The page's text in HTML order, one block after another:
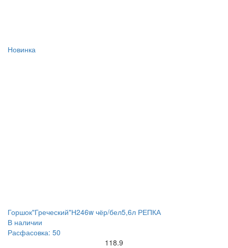
Новинка
Горшок"Греческий"Н246w чёр/бел5,6л РЕПКА
В наличии
Расфасовка: 50
118.9